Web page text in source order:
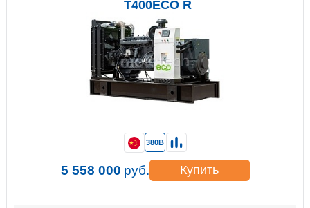
T400ECO R
380В
5 558 000 руб. Купить